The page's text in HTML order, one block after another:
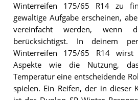
Winterreifen 175/65 R14 zu
gewaltige Aufgabe erscheinen,
vereinfacht werden, wenn
berücksichtigst. In deinem
Winterreifen 175/65 R14 wirst
Aspekte wie die Nutzung,
Temperatur eine entscheidende
spielen. Ein Reifen, der in dieser